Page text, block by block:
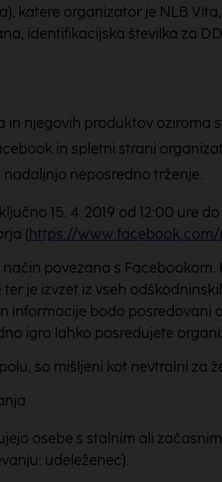
katere organizator je NLB
identifikacijska številka za
in njegovih produktov oziroma
in spletni strani
neposredno trženje.
15. 4. 2019 od 12:00 ure
(https://
povezana s Facebookom.
je izvzet iz vseh
informacije bodo
igro lahko posredujete
so mišljeni kot nevtralni za
osebe s stalnim ali
udeleženec).